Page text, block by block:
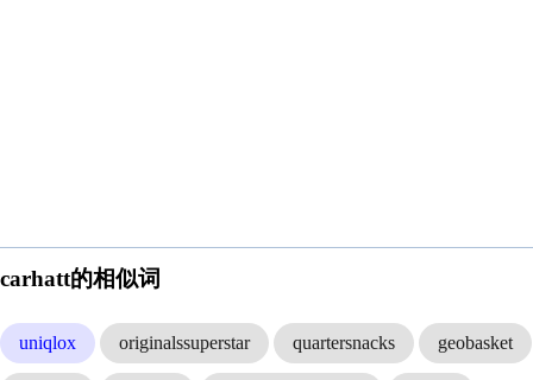
carhatt的相似词
uniqlox originalssuperstar quartersnacks geobasket